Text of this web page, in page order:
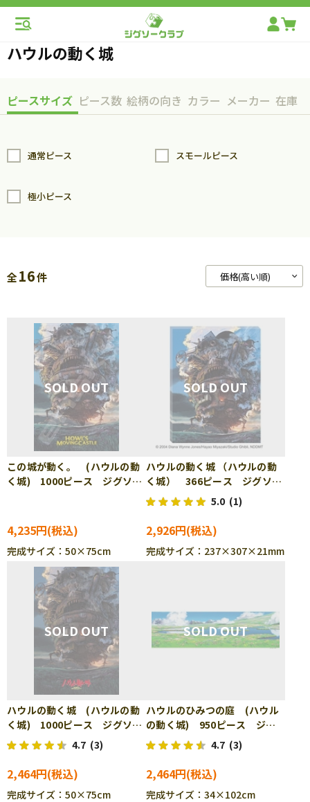
ハウルの動く城
ピースサイズ ピース数 絵柄の向き カラー メーカー 在庫
通常ピース スモールピース
極小ピース
全16件
この城が動く。 (ハウルの動
く城) 1000ピース ジグソー
4,235円
完成サイズ：50×75cm
ハウルの動く城 （ハウルの動
く城） 366ピース ジグソー
パズル ENS-ATB-61
5.0 (1)
2,926円
完成サイズ：237×307×21mm
ハウルの動く城 (ハウルの動
く城) 1000ピース ジグソー
パズル ENS-1000-243
4.7 (3)
2,464円
完成サイズ：50×75cm
ハウルのひみつの庭 (ハウル
の動く城) 950ピース ジグ
ソーパズル ENS-950-204
4.7 (3)
2,464円
完成サイズ：34×102cm